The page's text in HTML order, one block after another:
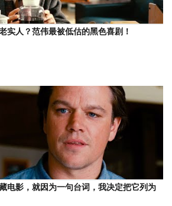
实人？范伟最被低估的黑色喜剧！
电影，就因为一句台词，我决定把它列为